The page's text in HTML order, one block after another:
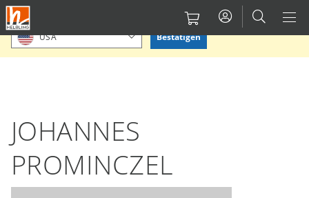
Direkt
zum
Inhalt
Bitte Standort bestätigen oder einen anderen auswählen.
USA Bestätigen
JOHANNES
PROMINCZEL